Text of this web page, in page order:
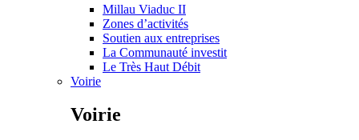
Millau Viaduc II
Zones d’activités
Soutien aux entreprises
La Communauté investit
Le Très Haut Débit
Voirie
Voirie